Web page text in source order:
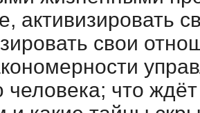
активизировать
свои
человека; что